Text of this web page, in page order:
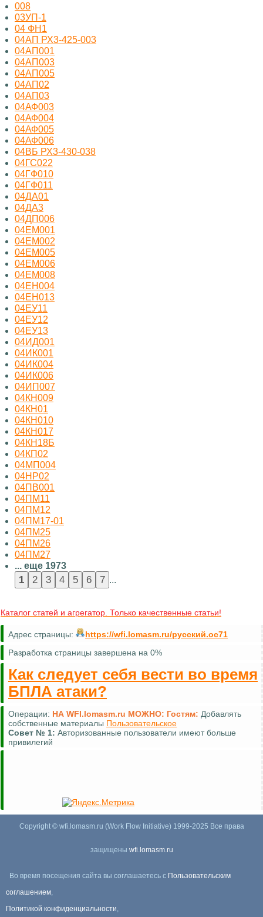
008
03УП-1
04 ФН1
04АП РХ3-425-003
04АП001
04АП003
04АП005
04АП02
04АП03
04АФ003
04АФ004
04АФ005
04АФ006
04ВБ РХ3-430-038
04ГС022
04ГФ010
04ГФ011
04ДА01
04ДА3
04ДП006
04ЕМ001
04ЕМ002
04ЕМ005
04ЕМ006
04ЕМ008
04ЕН004
04ЕН013
04ЕУ11
04ЕУ12
04ЕУ13
04ИД001
04ИК001
04ИК004
04ИК006
04ИП007
04КН009
04КН01
04КН010
04КН017
04КН18Б
04КП02
04МП004
04НР02
04ПВ001
04ПМ11
04ПМ12
04ПМ17-01
04ПМ25
04ПМ26
04ПМ27
... еще 1973
...
Каталог статей и агрегатор. Только качественные статьи!
Адрес страницы:
https://wfi.lomasm.ru/русский.oc71
Разработка страницы завершена на 0%
Как следует себя вести во время
БПЛА атаки?
Операции: НА WFI.lomasm.ru МОЖНО: Гостям:
Комментировать (почти везде)
Совет № 2: Для удобной навигации используйтекарту сайта
Copyright © wfi.lomasm.ru (Work Flow Initiative) 1999-2025 Все права
защищены wfi.lomasm.ru
Во время посещения сайта вы соглашаетесь с Пользовательским
соглашением,
Политикой конфиденциальности,